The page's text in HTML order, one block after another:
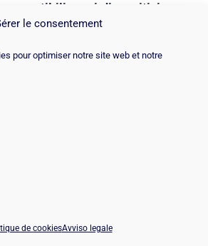
le consentement
pour optimiser notre site web et notre
de cookiesAvviso legale
compatibili con i dispositivi
design reattivo
il design e il contenuto del sito web
min con un esperto SEO / GEO